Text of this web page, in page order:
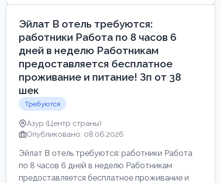
Эйлат В отель требуются:
работники Работа по 8 часов 6
дней в неделю Работникам
предоставляется бесплатное
проживание и питание! Зп от 38
шек
Требуются
Азур (Центр страны)
Опубликовано: 08.06.2026
Эйлат В отель требуются: работники Работа
по 8 часов 6 дней в неделю Работникам
предоставляется бесплатное проживание и